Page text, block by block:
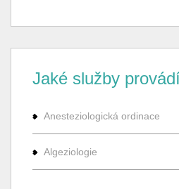
Jaké služby
Anesteziologická ordinace
Algeziologie